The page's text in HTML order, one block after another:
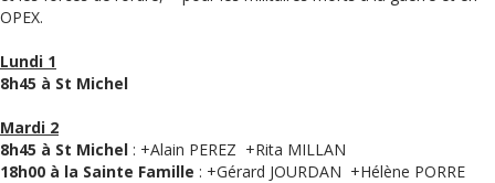
OPEX.
Lundi 1
8h45 à St Michel
Mardi 2
8h45 à St Michel : +Alain PEREZ +Rita MILLAN
18h00 à la Sainte Famille : +Gérard JOURDAN +Hélène PORRE